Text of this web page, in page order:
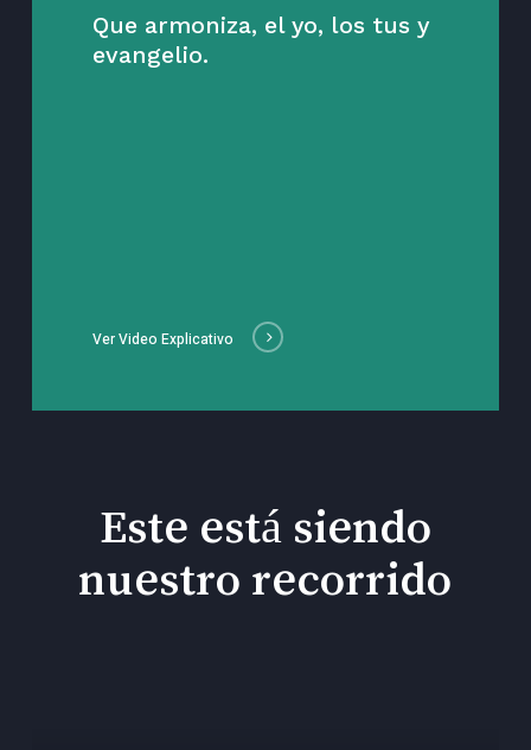
Que armoniza, el yo, los tus y
evangelio.
Ver Video Explicativo
Este está siendo
nuestro recorrido